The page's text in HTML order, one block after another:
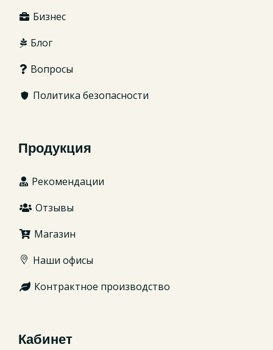
Бизнес
Блог
Вопросы
Политика безопасности
Продукция
Рекомендации
Отзывы
Магазин
Наши офисы
Контрактное производство
Кабинет